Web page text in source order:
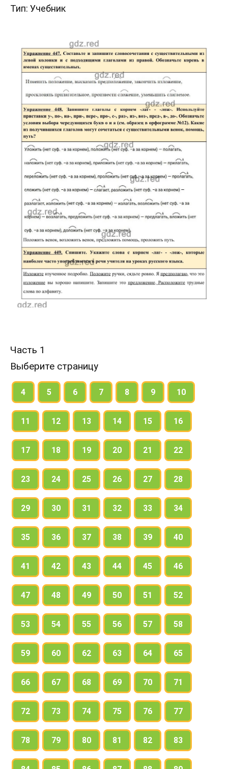
Тип: Учебник
Часть 1
Выберите страницу
4 5 6 7 8 9 10
11 12 13 14 15 16
17 18 19 20 21 22
23 24 25 26 27 28
29 30 31 32 33 34
35 36 37 38 39 40
41 42 43 44 45 46
47 48 49 50 51 52
53 54 55 56 57 58
59 60 62 63 64 65
66 67 68 69 70 71
72 73 74 75 76 77
78 79 80 81 82 83